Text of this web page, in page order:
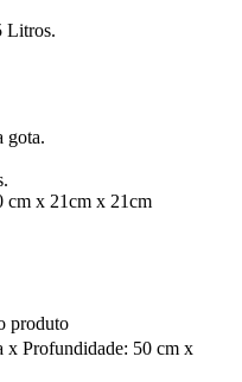
Litros.
gota.
cm x 21cm x 21cm
produto
x Profundidade: 50 cm x